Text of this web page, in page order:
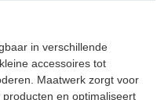
in verschillende
accessoires tot
Maatwerk zorgt voor
en optimaliseert